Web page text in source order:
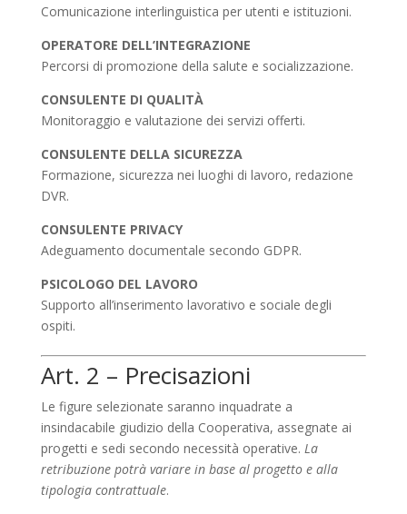
Comunicazione interlinguistica per utenti e istituzioni.
OPERATORE DELL’INTEGRAZIONE
Percorsi di promozione della salute e socializzazione.
CONSULENTE DI QUALITÀ
Monitoraggio e valutazione dei servizi offerti.
CONSULENTE DELLA SICUREZZA
Formazione, sicurezza nei luoghi di lavoro, redazione
DVR.
CONSULENTE PRIVACY
Adeguamento documentale secondo GDPR.
PSICOLOGO DEL LAVORO
Supporto all’inserimento lavorativo e sociale degli
ospiti.
Art. 2 – Precisazioni
Le figure selezionate saranno inquadrate a
insindacabile giudizio della Cooperativa, assegnate ai
progetti e sedi secondo necessità operative. La
retribuzione potrà variare in base al progetto e alla
tipologia contrattuale.